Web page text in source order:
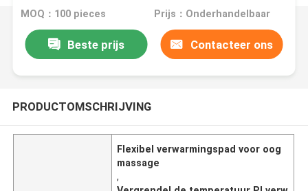
voor oogmassager
MOQ：100 pieces Prijs：Onderhandelbaar
Beste prijs Contacteer ons
PRODUCTOMSCHRIJVING
Flexibel verwarmingspad voor oog
massage
,